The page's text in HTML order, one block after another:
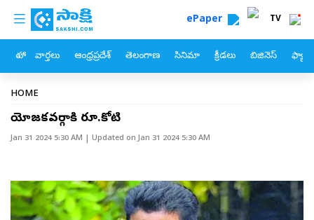
Skip to main content
custom menu ePaper TV
హోం వార్తలు ఆంధ్రప్రదేశ్ తెలంగాణ సినిమా క్రీడలు బిజినెస్
Breadcrumb
HOME
నియోజకవర్గానికి రూ.కోటి
Jan 31 2024 5:30 AM | Updated onJan 31 2024 5:30 AM